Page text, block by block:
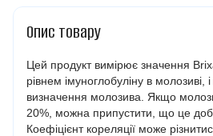
Опис товару
Цей продукт вимірює значення
рівнем імуноглобуліну в молозиві,
визначення молозива. Якщо
20%, можна припустити, що це
Коефіцієнт кореляції може